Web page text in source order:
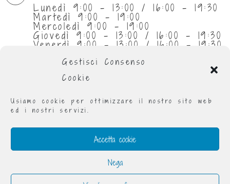
Gestisci Consenso
Cookie
Usiamo cookie per ottimizzare il nostro sito web
ed i nostri servizi.
Accetta cookie
Nega
Lunedì 9:00 - 13:00 / 16:00 - 19:30
Martedì 9:00 - 19:00
Mercoledì 9:00 - 19:00
Giovedì 9:00 - 13:00 / 16:00 - 19:30
Venerdì 9:00 - 13:00 / 16:00 - 19:30